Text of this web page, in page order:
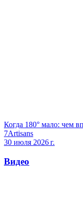
Когда 180° мало: чем
7Artisans
30 июля 2026 г.
Видео